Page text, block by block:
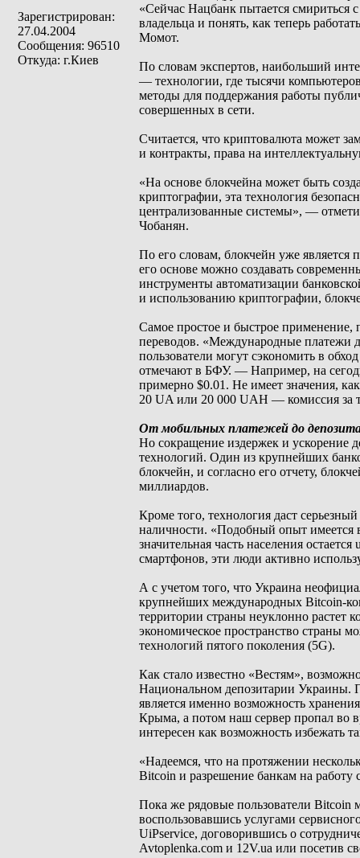
Зарегистрирован:
27.04.2004
Сообщения: 96510
Откуда: г.Киев
«Сейчас Нацбанк пытается смириться
владельца и понять, как теперь
Момот.
По словам экспертов, наибольший
— технологии, где тысячи
методы для поддержания работы
совершенных в сети.
Считается, что криптовалюта может
и контракты, права на
«На основе блокчейна может быть
криптографии, эта технология
централизованные системы», —
Чобанян.
По его словам, блокчейн уже
его основе можно создавать
инструменты автоматизации
и использованию криптографии,
Самое простое и быстрое применение,
переводов. «Международные платежи
пользователи могут сэкономить в
отмечают в БФУ. — Например, на
примерно $0.01. Не имеет значения,
20 UA или 20 000 UAH — комиссия за
От мобильных платежей до
Но сокращение издержек и ускорение
технологий. Один из крупнейших
блокчейн, и согласно его отчету,
миллиардов.
Кроме того, технология даст
наличности. «Подобный опыт имеется
значительная часть населения
смартфонов, эти люди активно
А с учетом того, что Украина
крупнейших международных Bitcoin-
территории страны неуклонно растет
экономическое пространство страны
технологий пятого поколения (5G).
Как стало известно «Вестям»,
Национальном депозитарии Украины.
является именно возможность
Крыма, а потом наш сервер пропал во
интересен как возможность избежать
«Надеемся, что на протяжении
Bitcoin и разрешение банкам на
Пока же рядовые пользователи Bitcoin
воспользовавшись услугами
UiPservice, договорившись о
Avtoplenka.com и 12V.uа или посетив